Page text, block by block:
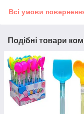
Всі умови
Подібні товари